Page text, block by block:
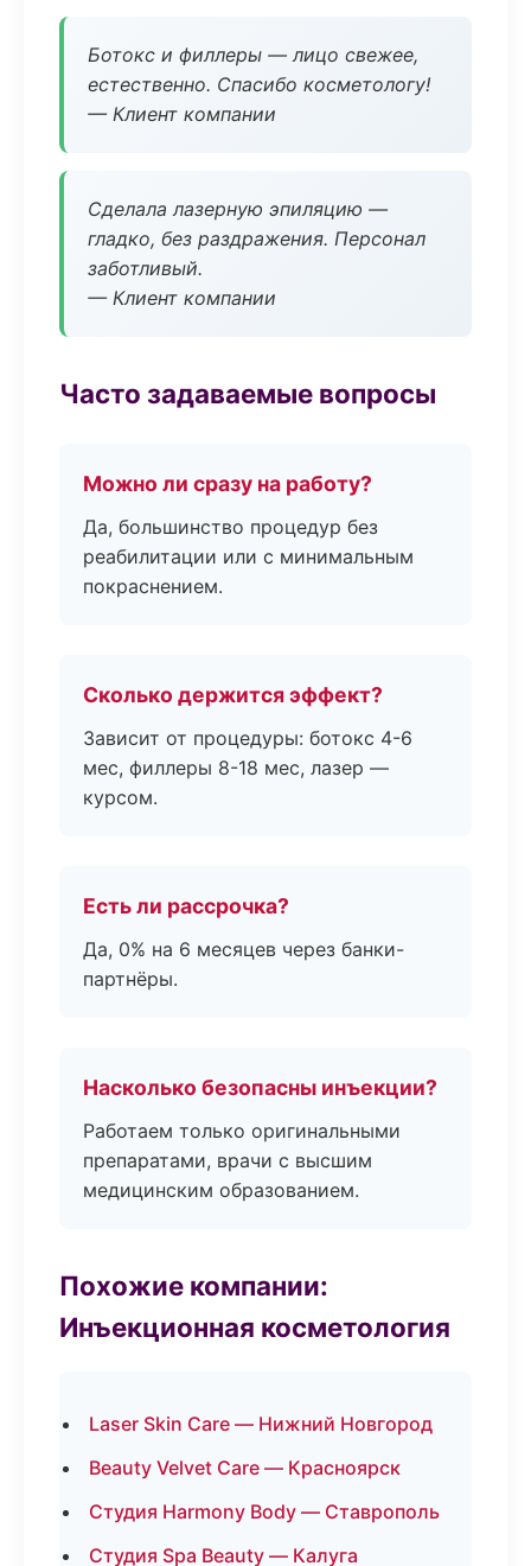
Ботокс и филлеры — лицо свежее,
естественно. Спасибо косметологу!
— Клиент компании
Сделала лазерную эпиляцию —
гладко, без раздражения. Персонал
заботливый.
— Клиент компании
Часто задаваемые вопросы
Можно ли сразу на работу?
Да, большинство процедур без
реабилитации или с минимальным
покраснением.
Сколько держится эффект?
Зависит от процедуры: ботокс 4-6
мес, филлеры 8-18 мес, лазер —
курсом.
Есть ли рассрочка?
Да, 0% на 6 месяцев через банки-
партнёры.
Насколько безопасны инъекции?
Работаем только оригинальными
препаратами, врачи с высшим
медицинским образованием.
Похожие компании:
Инъекционная косметология
Laser Skin Care — Нижний Новгород
Beauty Velvet Care — Красноярск
Студия Harmony Body — Ставрополь
Студия Spa Beauty — Калуга